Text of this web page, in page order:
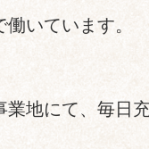
いています。
地にて、毎日